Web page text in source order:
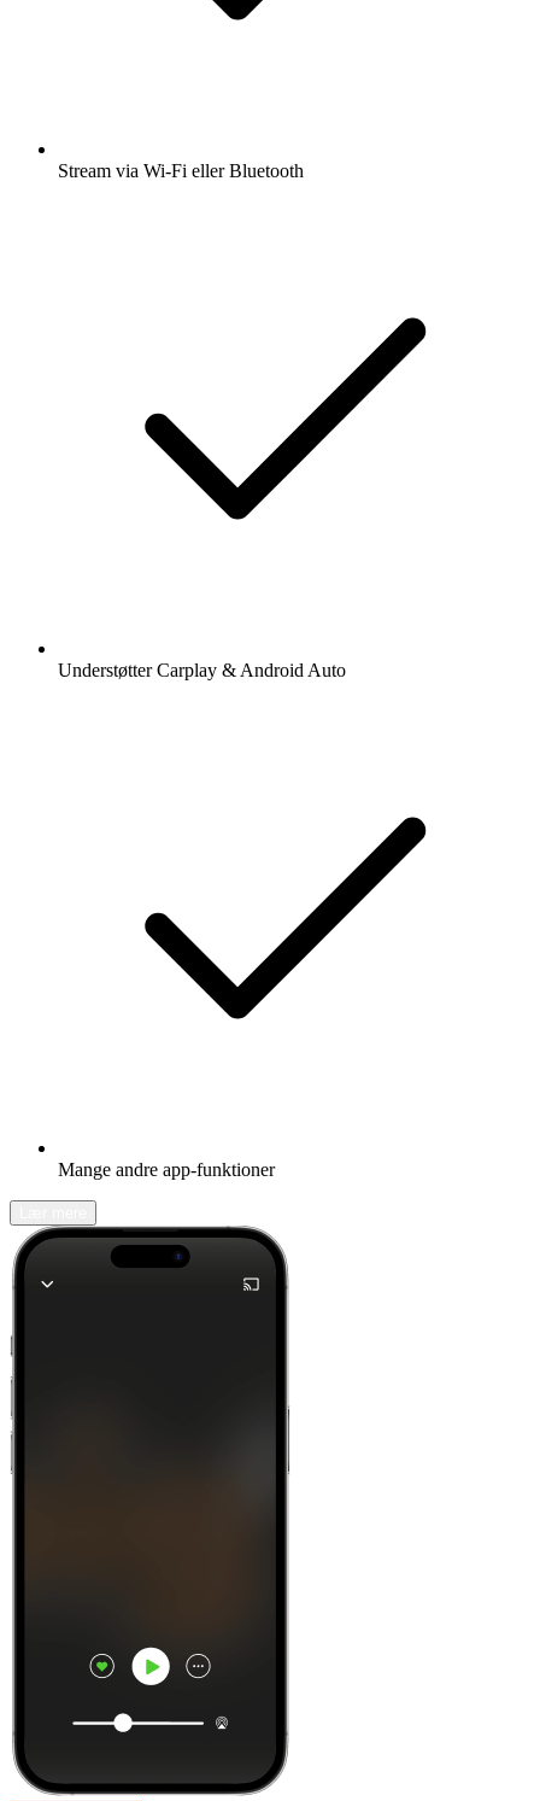
Stream via Wi-Fi eller Bluetooth
Understøtter Carplay & Android Auto
Mange andre app-funktioner